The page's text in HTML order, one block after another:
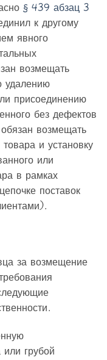
§ 439 абзац 3
к другому
явного
возмещать
удалению
присоединению
без дефектов
возмещать
и установку
или
в рамках
поставок
за возмещение
или грубой